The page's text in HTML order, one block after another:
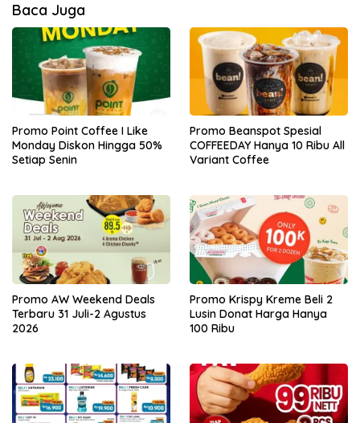
Baca Juga
Promo Point Coffee I Like
Monday Diskon Hingga 50%
Setiap Senin
Promo Beanspot Spesial
COFFEEDAY Hanya 10 Ribu All
Variant Coffee
Promo AW Weekend Deals
Terbaru 31 Juli-2 Agustus
2026
Promo Krispy Kreme Beli 2
Lusin Donat Harga Hanya
100 Ribu